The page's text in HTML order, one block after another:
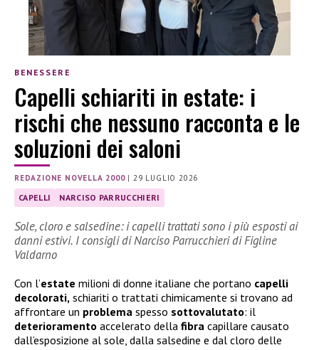
BENESSERE
Capelli schiariti in estate: i
rischi che nessuno racconta e le
soluzioni dei saloni
REDAZIONE NOVELLA 2000|29 LUGLIO 2026
CAPELLI NARCISO PARRUCCHIERI
Sole, cloro e salsedine: i capelli trattati sono i più esposti ai
danni estivi. I consigli di Narciso Parrucchieri di Figline
Valdarno
Con l’estate milioni di donne italiane che portano capelli
decolorati, schiariti o trattati chimicamente si trovano ad
affrontare un problema spesso sottovalutato: il
deterioramento accelerato della fibra capillare causato
dall’esposizione al sole, dalla salsedine e dal cloro delle